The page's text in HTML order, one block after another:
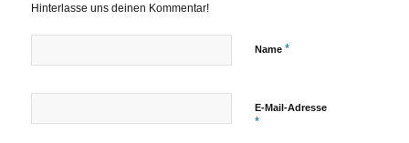
Hinterlasse uns deinen Kommentar!
Name *
E-Mail-Adresse
*